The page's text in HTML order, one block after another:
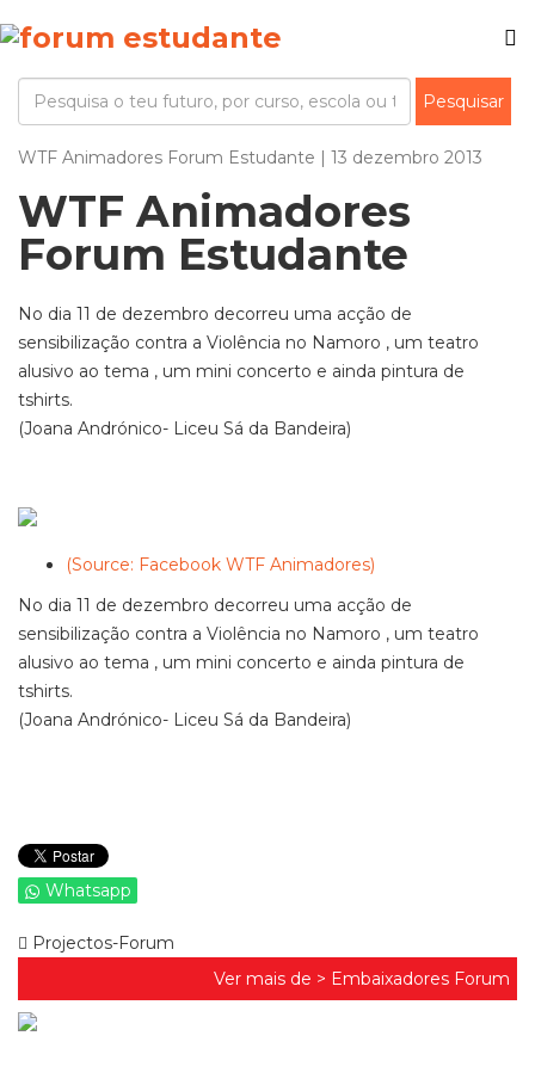
WTF Animadores Forum Estudante | 13 dezembro 2013
WTF Animadores
Forum Estudante
No dia 11 de dezembro decorreu uma acção de
sensibilização contra a Violência no Namoro , um teatro
alusivo ao tema , um mini concerto e ainda pintura de
tshirts.
(Joana Andrónico- Liceu Sá da Bandeira)
(Source: Facebook WTF Animadores)
No dia 11 de dezembro decorreu uma acção de
sensibilização contra a Violência no Namoro , um teatro
alusivo ao tema , um mini concerto e ainda pintura de
tshirts.
(Joana Andrónico- Liceu Sá da Bandeira)
Whatsapp
Projectos-Forum
Ver mais de > Embaixadores Forum